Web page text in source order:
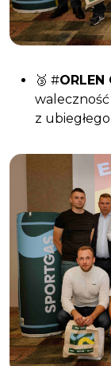
🥉 #
waleczność
z